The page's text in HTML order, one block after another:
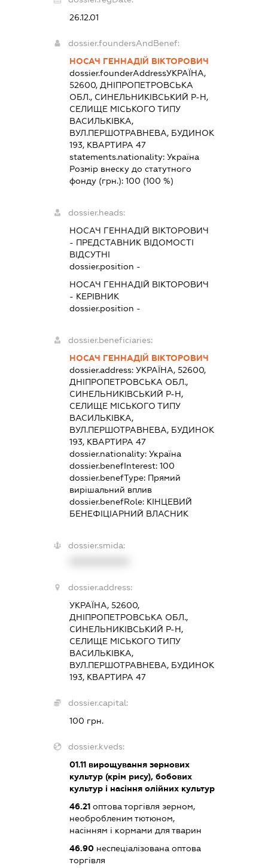
26.12.01
dossier.foundersAndBenef:
НОСАЧ ГЕННАДІЙ ВІКТОРОВИЧ
dossier.founderAddressУКРАЇНА,
52600, ДНІПРОПЕТРОВСЬКА
ОБЛ., СИНЕЛЬНИКІВСЬКИЙ Р-Н,
СЕЛИЩЕ МІСЬКОГО ТИПУ
ВАСИЛЬКІВКА,
ВУЛ.ПЕРШОТРАВНЕВА, БУДИНОК
193, КВАРТИРА 47
statements.nationality:Україна
Розмір внеску до статутного
фонду (грн.):100 (100 %)
dossier.heads:
НОСАЧ ГЕННАДІЙ ВІКТОРОВИЧ
- ПРЕДСТАВНИК ВІДОМОСТІ
ВІДСУТНІ
dossier.position -
НОСАЧ ГЕННАДІЙ ВІКТОРОВИЧ
- КЕРІВНИК
dossier.position -
dossier.beneficiaries:
НОСАЧ ГЕННАДІЙ ВІКТОРОВИЧ
dossier.address:УКРАЇНА, 52600,
ДНІПРОПЕТРОВСЬКА ОБЛ.,
СИНЕЛЬНИКІВСЬКИЙ Р-Н,
СЕЛИЩЕ МІСЬКОГО ТИПУ
ВАСИЛЬКІВКА,
ВУЛ.ПЕРШОТРАВНЕВА, БУДИНОК
193, КВАРТИРА 47
dossier.nationality:Україна
dossier.benefInterest:100
dossier.benefType: Прямий
вирішальний вплив
dossier.benefRole: КІНЦЕВИЙ
БЕНЕФІЦІАРНИЙ ВЛАСНИК
dossier.smida:
dossier.address:
УКРАЇНА, 52600,
ДНІПРОПЕТРОВСЬКА ОБЛ.,
СИНЕЛЬНИКІВСЬКИЙ Р-Н,
СЕЛИЩЕ МІСЬКОГО ТИПУ
ВАСИЛЬКІВКА,
ВУЛ.ПЕРШОТРАВНЕВА, БУДИНОК
193, КВАРТИРА 47
dossier.capital:
100 грн.
dossier.kveds:
01.11 вирощування зернових
культур (крім рису), бобових
культур і насіння олійних культур
46.21 оптова торгівля зерном,
необробленим тютюном,
насінням і кормами для тварин
46.90 неспеціалізована оптова
торгівля